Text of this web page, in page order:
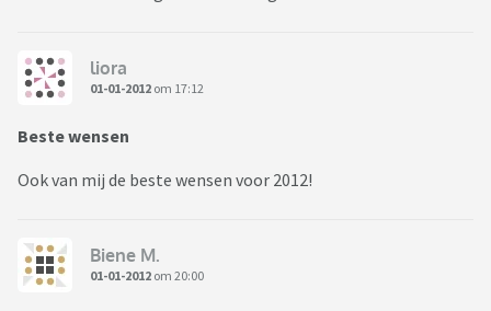
liora
01-01-2012 om 17:12
Beste wensen
Ook van mij de beste wensen voor 2012!
Biene M.
01-01-2012 om 20:00